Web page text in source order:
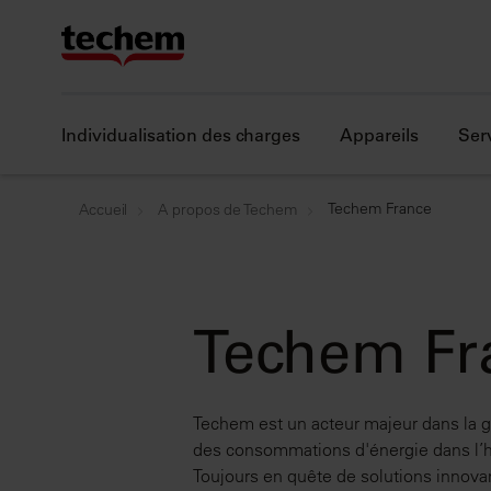
Individualisation des charges Appareils
Accueil A propos de Techem Techem France
Techem
Techem est un acteur majeur dans la
des consommations d'énergie dans
Toujours en quête de solutions